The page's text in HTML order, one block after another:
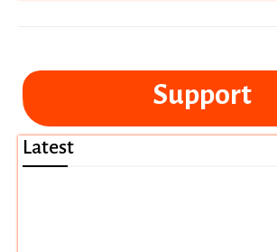
Support
Latest